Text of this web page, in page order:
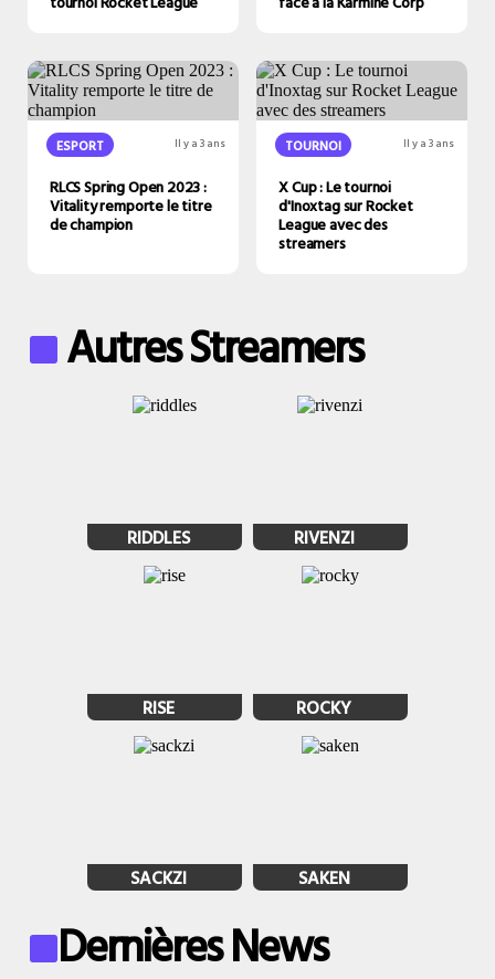
ESPORT Il y a 3 ans
RLCS Spring Open 2023 :
Vitality remporte le titre
de champion
TOURNOI Il y a 3 ans
X Cup : Le tournoi
d'Inoxtag sur Rocket
League avec des
streamers
Autres Streamers
RIDDLES RIVENZI
RISE ROCKY
SACKZI SAKEN
Dernières News